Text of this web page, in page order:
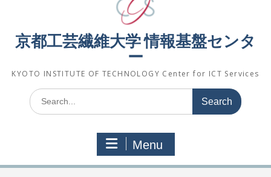
京都工芸繊維大学 情報基盤センタ
ー
KYOTO INSTITUTE OF TECHNOLOGY Center for ICT Services
Search
for:
Menu